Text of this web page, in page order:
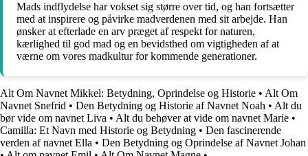
Mads indflydelse har vokset sig større over tid, og han fortsætter
med at inspirere og påvirke madverdenen med sit arbejde. Han
ønsker at efterlade en arv præget af respekt for naturen,
kærlighed til god mad og en bevidsthed om vigtigheden af at
værne om vores madkultur for kommende generationer.
Alt Om Navnet Mikkel: Betydning, Oprindelse og Historie • Alt Om
Navnet Snefrid • Den Betydning og Historie af Navnet Noah • Alt du
bør vide om navnet Liva • Alt du behøver at vide om navnet Marie •
Camilla: Et Navn med Historie og Betydning • Den fascinerende
verden af navnet Ella • Den Betydning og Oprindelse af Navnet Johan